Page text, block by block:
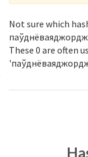
Not sure which
These 0 are often